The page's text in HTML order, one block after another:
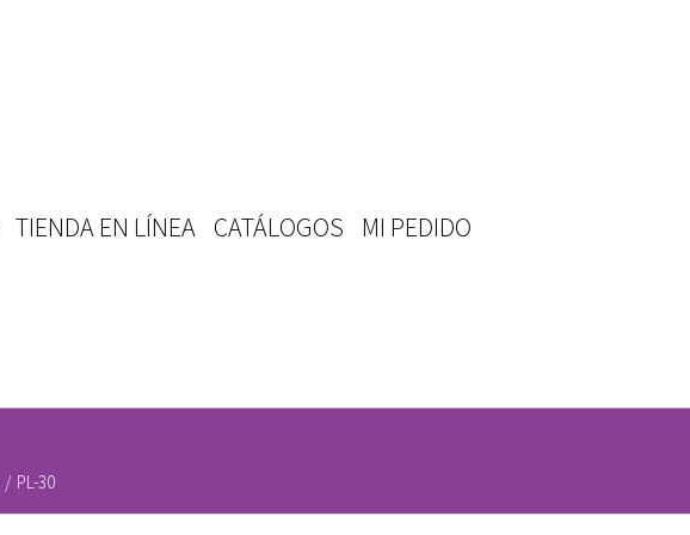
TIENDA EN LÍNEA CATÁLOGOS MI PEDIDO
/ PL-30